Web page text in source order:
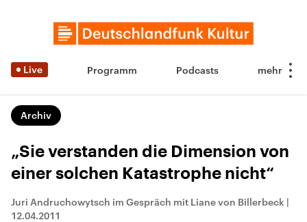
Live Programm Podcasts
Archiv
„Sie verstanden die Dimension von
einer solchen Katastrophe nicht“
Juri Andruchowytsch im Gespräch mit Liane von Billerbeck |
12.04.2011